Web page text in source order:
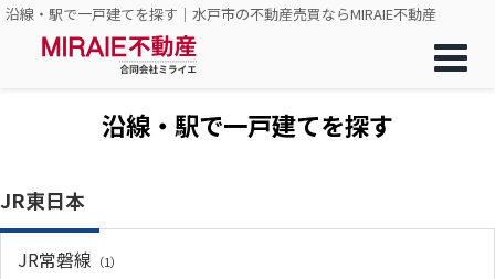
沿線・駅で一戸建てを探す｜水戸市の不動産売買ならMIRAIE不動産
沿線・駅で一戸建てを探す
JR東日本
JR常磐線 （1）